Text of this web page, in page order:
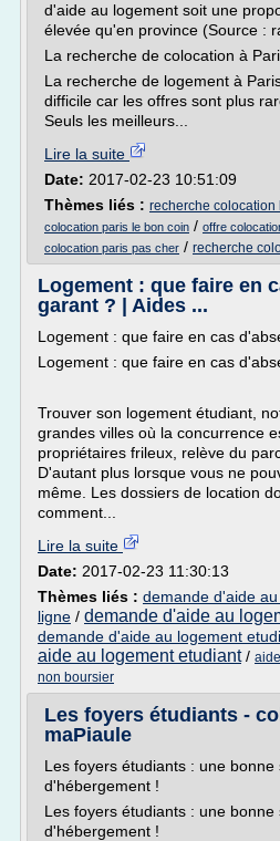
d'aide au logement soit une
élevée qu'en province (Source :
La recherche de colocation à
La recherche de logement à
difficile car les offres sont plus
Seuls les meilleurs...
Lire la suite
Date: 2017-02-23 10:51:09
Thèmes liés : recherche colocation
colocation paris le bon coin / offre
colocation paris pas cher / recherche
Logement : que faire en
garant ? | Aides ...
Logement : que faire en cas
Logement : que faire en cas
Trouver son logement étudiant,
grandes villes où la concurrence
propriétaires frileux, relève du
D'autant plus lorsque vous ne
même. Les dossiers de location
comment...
Lire la suite
Date: 2017-02-23 11:30:13
Thèmes liés : demande d'aide
ligne / demande d'aide au
demande d'aide au logement
aide au logement etudiant/
non boursier
Les foyers étudiants -
maPiaule
Les foyers étudiants : une bonne
d'hébergement !
Les foyers étudiants : une bonne
d'hébergement !